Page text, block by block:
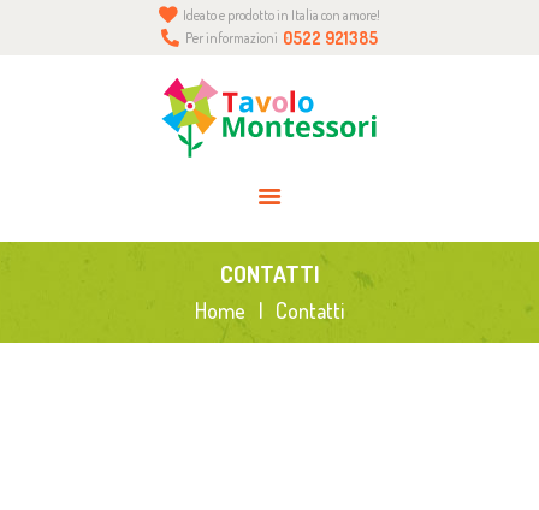
Ideato e prodotto in Italia con amore!
Per informazioni 0522 921385
CONTATTI
Home Contatti
ACCEDI O REGISTRATI